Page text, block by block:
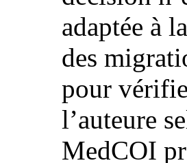
adaptée à
des
pour
l’auteure
MedCOI